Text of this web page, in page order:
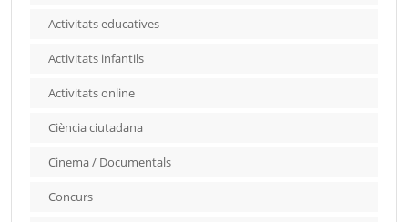
Activitats educatives
Activitats infantils
Activitats online
Ciència ciutadana
Cinema / Documentals
Concurs